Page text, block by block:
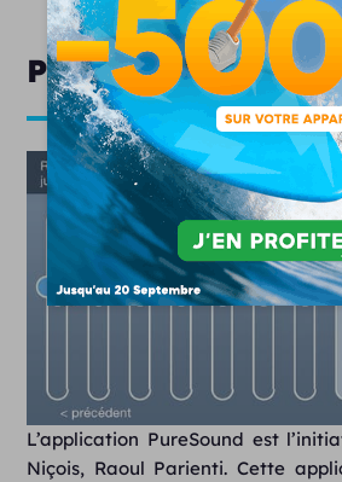
PureSound (iOS)
L’application PureSound est
Niçois, Raoul Parienti. Cette